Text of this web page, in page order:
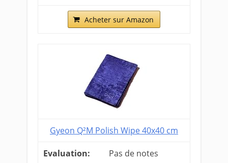
Acheter sur Amazon
Gyeon Q²M Polish Wipe 40x40 cm
Pas de notes